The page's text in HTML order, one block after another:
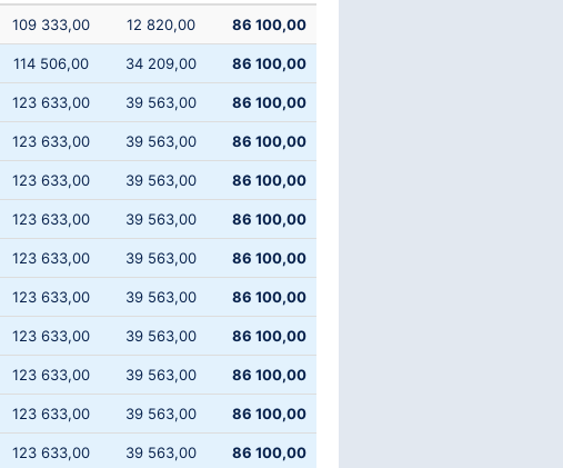
109 333,00 12 820,00 86 100,00
114 506,00 34 209,00 86 100,00
123 633,00 39 563,00 86 100,00
123 633,00 39 563,00 86 100,00
123 633,00 39 563,00 86 100,00
123 633,00 39 563,00 86 100,00
123 633,00 39 563,00 86 100,00
123 633,00 39 563,00 86 100,00
123 633,00 39 563,00 86 100,00
123 633,00 39 563,00 86 100,00
123 633,00 39 563,00 86 100,00
123 633,00 39 563,00 86 100,00